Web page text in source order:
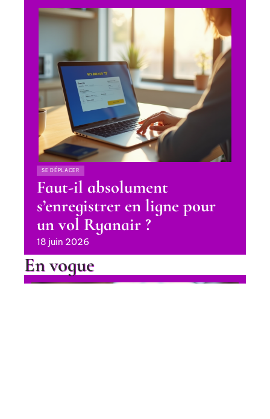
SE DÉPLACER
Faut-il absolument
s’enregistrer en ligne pour
un vol Ryanair ?
18 juin 2026
En vogue